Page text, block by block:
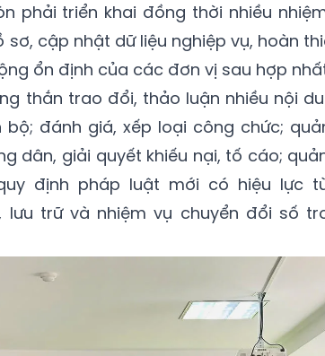
phải triển khai đồng thời nhiều
cập nhật dữ liệu nghiệp vụ, hoàn
ổn định của các đơn vị sau hợp
thắn trao đổi, thảo luận nhiều nội
đánh giá, xếp loại công chức;
dân, giải quyết khiếu nại, tố cáo;
định pháp luật mới có hiệu lực
lưu trữ và nhiệm vụ chuyển đổi số